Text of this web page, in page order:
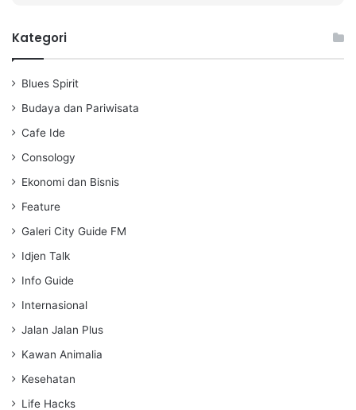
a
Kategori
Blues Spirit
Budaya dan Pariwisata
Cafe Ide
Consology
Ekonomi dan Bisnis
Feature
Galeri City Guide FM
Idjen Talk
Info Guide
Internasional
Jalan Jalan Plus
Kawan Animalia
Kesehatan
Life Hacks